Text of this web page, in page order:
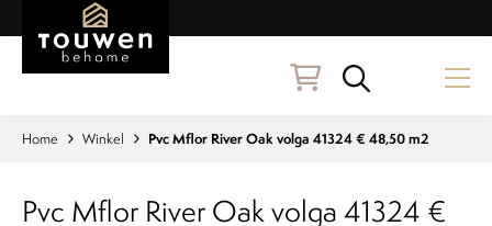
Naar hoofdinhoud
Zoeken
Home Winkel Pvc Mflor River Oak volga 41324 € 48,50 m2
Pvc Mflor River Oak volga 41324 €